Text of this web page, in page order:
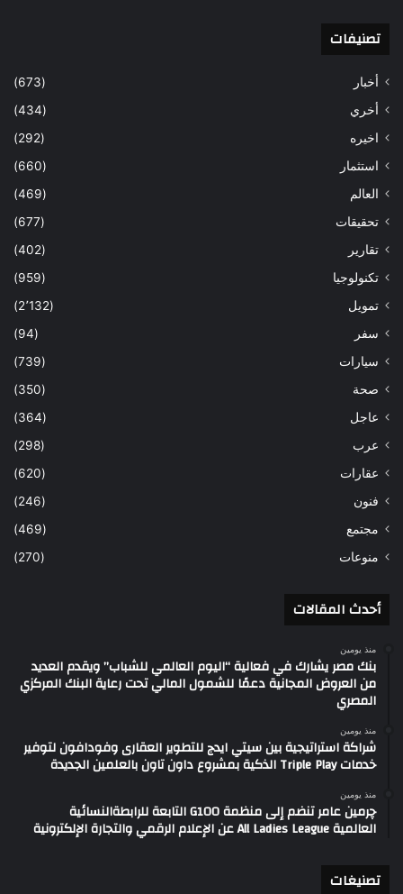
تصنيفات
أخبار
(673)
أخري
(434)
اخيره
(292)
استثمار
(660)
العالم
(469)
تحقيقات
(677)
تقارير
(402)
تكنولوجيا
(959)
تمويل
(2٬132)
سفر
(94)
سيارات
(739)
صحة
(350)
عاجل
(364)
عرب
(298)
عقارات
(620)
فنون
(246)
مجتمع
(469)
منوعات
(270)
أحدث المقالات
منذ يومين
بنك مصر يشارك في فعالية “اليوم العالمي للشباب” ويقدم العديد
من العروض المجانية دعمًا للشمول المالي تحت رعاية البنك المركزي
المصري
منذ يومين
شراكة استراتيجية بين سيتي ايدج للتطوير العقارى وفودافون لتوفير
خدمات Triple Play الذكية بمشروع داون تاون بالعلمين الجديدة
منذ يومين
چرمين عامر تنضم إلى منظمة G100 التابعة للرابطةالنسائية
العالمية All Ladies League عن الإعلام الرقمي والتجارة الإلكترونية
تصنيغات